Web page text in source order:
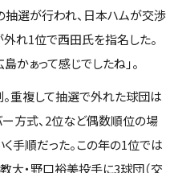
抽選が行われ、日本ハムが交渉
れ1位で西田氏を指名した。
かぁって感じでしたね」。
重複して抽選で外れた球団は
方式、2位など偶数順位の場
手順だった。この年の1位では
大・野口裕美投手に3球団（交